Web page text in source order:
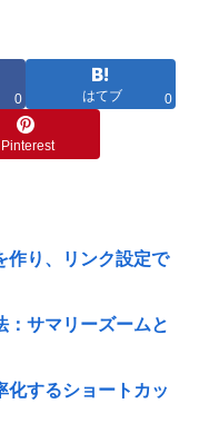
0 はてブ 0
Pinterest
作り、リンク設定で
：サマリーズームと
化するショートカッ